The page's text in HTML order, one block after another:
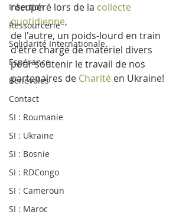
Insertion
Ressourcerie
Solidarité Internationale
Espérance
Bénévoles
Contact
SI : Roumanie
SI : Ukraine
SI : Bosnie
SI : RDCongo
SI : Cameroun
SI : Maroc
récupéré lors de la collecte
quotidienne,
de l'autre, un poids-lourd en train
d'être chargé de matériel divers
pour soutenir le travail de nos
partenaires de Charité en Ukraine!